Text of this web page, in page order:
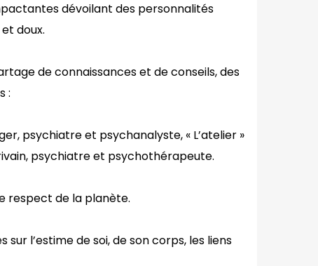
dévoilant des personnalités
doux.
de connaissances et de conseils, des
:
psychiatre et psychanalyste, « L’atelier »
psychiatre et psychothérapeute.
respect de la planète.
l’estime de soi, de son corps, les liens